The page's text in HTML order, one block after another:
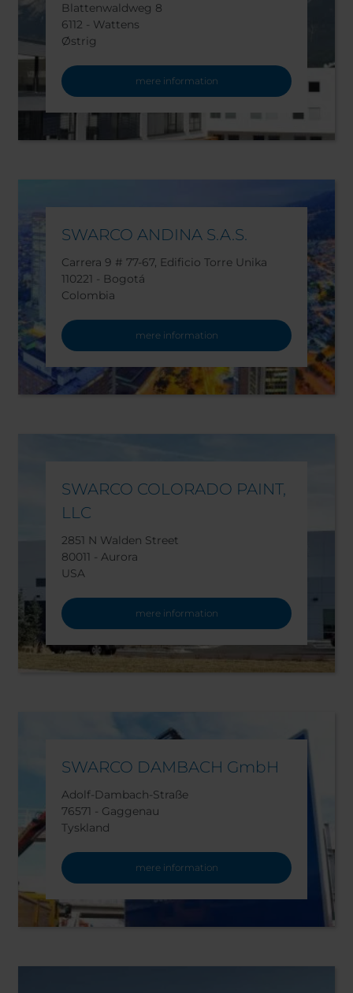
Blattenwaldweg 8
6112 - Wattens
Østrig
mere information
SWARCO ANDINA S.A.S.
Carrera 9 # 77-67, Edificio Torre Unika
110221 - Bogotá
Colombia
mere information
SWARCO COLORADO PAINT,
LLC
2851 N Walden Street
80011 - Aurora
USA
mere information
SWARCO DAMBACH GmbH
Adolf-Dambach-Straße
76571 - Gaggenau
Tyskland
mere information